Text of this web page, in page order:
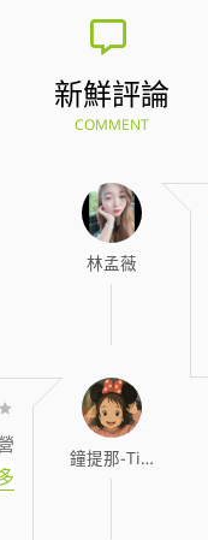
新鮮評論
COMMENT
林孟薇
鐘提那-Tina